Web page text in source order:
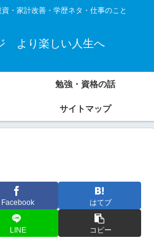
・家計改善・学歴ネタ・仕事のこと
より楽しい人生へ
勉強・資格の話
サイトマップ
Facebook はてブ
LINE コピー